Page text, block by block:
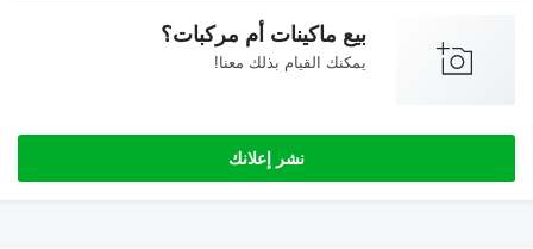
بيع ماكينات أم مركبات؟
يمكنك القيام بذلك معنا!
نشر إعلانك